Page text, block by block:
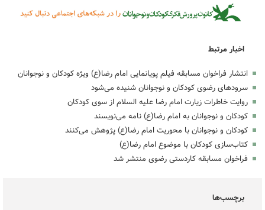
اخبار مرتبط
انتشار فراخوان مسابقه فیلم پویانمایی امام رضا(ع) ویژه کودکان و نوجوانان
سرودهای رضوی کودکان و نوجوانان شنیده می‌شود
روایت خاطرات زیارت امام رضا علیه السلام از سوی کودکان
کودکان و نوجوانان به امام رضا(ع) نامه می‌نویسند
کودکان و نوجوانان با محوریت امام رضا(ع) پژوهش می‌کنند
کتاب‌سازی کودکان با موضوع امام رضا(ع)
فراخوان مسابقه کاردستی رضوی منتشر شد
برچسب‌ها